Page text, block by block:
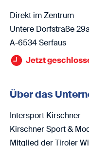
Direkt im Zentrum
Untere Dorfstraße 29a
A-6534 Serfaus
Jetzt
Über das
Intersport Kirschner
Kirschner Sport &
Mitglied der Tiroler